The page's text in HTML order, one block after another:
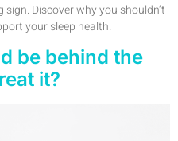
Discover why you shouldn’t
your sleep health.
be behind the
it?